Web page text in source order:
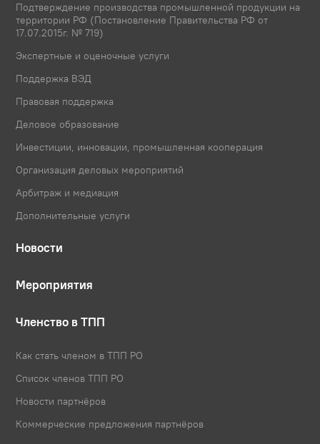
Подтверждение производства промышленной продукции на
территории РФ (Постановление Правительства РФ от
17.07.2015г. № 719)
Экспертные и оценочные услуги
Поддержка ВЭД
Правовая поддержка
Деловое образование
Инвестиции, инновации, промышленная кооперация
Организация деловых мероприятий
Арбитраж и медиация
Дополнительные услуги
Новости
Мероприятия
Членство в ТПП
Как стать членом в ТПП РО
Список членов ТПП РО
Новости партнёров
Коммерческие предложения партнёров